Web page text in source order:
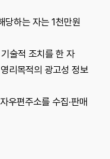
하는 자는 1천만원
술적 조치를 한 자
리목적의 광고성 정보
편주소를 수집·판매